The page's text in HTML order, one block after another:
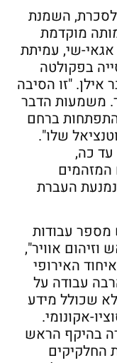
לסכרת, השמנת
מוקדמת
שי, עמיתת
בפקולטה
"זו הסיבה
משמעות הדבר
ברחם
שלו".
עד כה,
העברת
עבודות
אוויר",
האירופי
עבודה על
שכולל מידע
אקונומי.
ירידה בהיקף הראש
החלקיקים